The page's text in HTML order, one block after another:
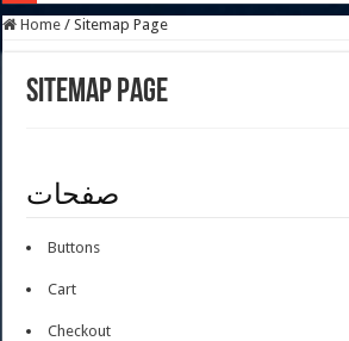
Home / Sitemap Page
Sitemap Page
صفحات
Buttons
Cart
Checkout